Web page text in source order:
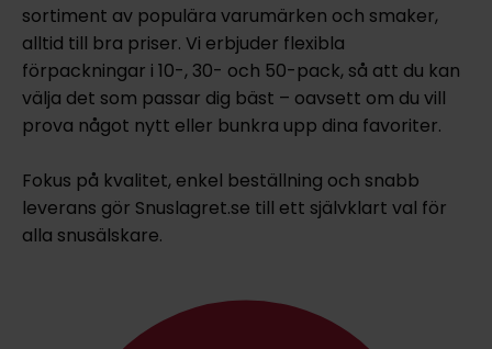
sortiment av populära varumärken och smaker,
alltid till bra priser. Vi erbjuder flexibla
förpackningar i 10-, 30- och 50-pack, så att du kan
välja det som passar dig bäst – oavsett om du vill
prova något nytt eller bunkra upp dina favoriter.
Fokus på kvalitet, enkel beställning och snabb
leverans gör Snuslagret.se till ett självklart val för
alla snusälskare.